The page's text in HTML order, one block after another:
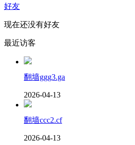
好友
现在还没有好友
最近访客
翻墙ggg3.ga
2026-04-13
翻墙ccc2.cf
2026-04-13